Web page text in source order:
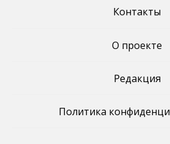
Контакты
О проекте
Редакция
Политика